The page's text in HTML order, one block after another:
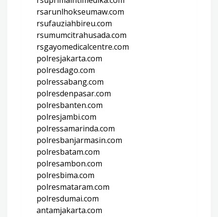
rsarunlhokseumaw.com
rsufauziahbireu.com
rsumumcitrahusada.com
rsgayomedicalcentre.com
polresjakarta.com
polresdago.com
polressabang.com
polresdenpasar.com
polresbanten.com
polresjambi.com
polressamarinda.com
polresbanjarmasin.com
polresbatam.com
polresambon.com
polresbima.com
polresmataram.com
polresdumai.com
antamjakarta.com